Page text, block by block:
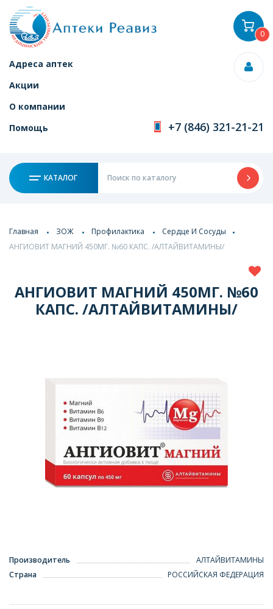
Адреса аптек
Акции
О компании
Помощь
+7 (846) 321-21-21
КАТАЛОГ
0
Главная ЗОЖ Профилактика
Сердце И Сосуды
АНГИОВИТ МАГНИЙ 450МГ. №60 КАПС. /АЛТАЙВИТАМИНЫ/
АНГИОВИТ МАГНИЙ 450МГ. №60
КАПС. /АЛТАЙВИТАМИНЫ/
Производитель
АЛТАЙВИТАМИНЫ
Страна
РОССИЙСКАЯ ФЕДЕРАЦИЯ